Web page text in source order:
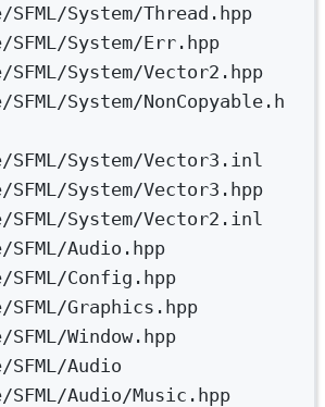
System/Thread.hpp
System/Err.hpp
System/Vector2.hpp
System/NonCopyable.h
System/Vector3.inl
System/Vector3.hpp
System/Vector2.inl
Audio.hpp
Config.hpp
Graphics.hpp
Window.hpp
Audio
Audio/Music.hpp